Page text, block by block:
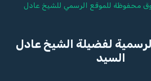
عادل
لفضيلة الشيخ عادل
السيد